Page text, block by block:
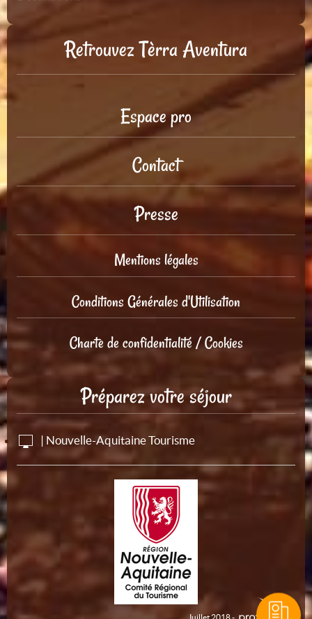
Retrouvez Tèrra Aventura
Espace pro
Contact
Presse
Mentions légales
Conditions Générales d'Utilisation
Charte de confidentialité / Cookies
Préparez votre séjour
| Nouvelle-Aquitaine Tourisme